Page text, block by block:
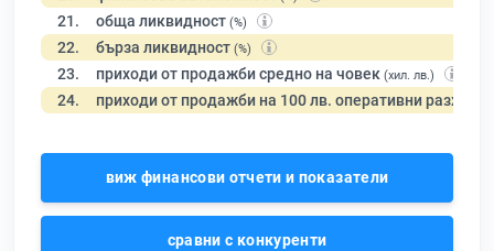
21. обща ликвидност (%)
22. бърза ликвидност (%)
23. приходи от продажби средно на човек (хил. лв.)
24. приходи от продажби на 100 лв. оперативни разходи
виж финансови отчети и показатели
сравни с конкуренти